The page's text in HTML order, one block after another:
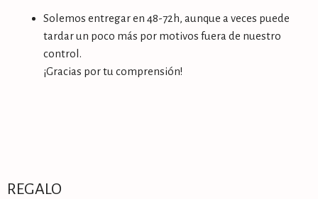
Solemos entregar en 48-72h, aunque a veces puede
tardar un poco más por motivos fuera de nuestro
control.
¡Gracias por tu comprensión!
REGALO